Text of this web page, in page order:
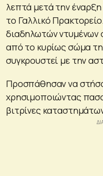
λεπτά μετά την
το Γαλλικό
διαδηλωτών
από το κυρίως σώμα
συγκρουστεί με την
Προσπάθησαν να
χρησιμοποιώντας
βιτρίνες